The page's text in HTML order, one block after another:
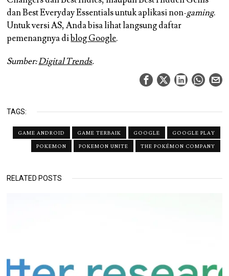
dan Best Everyday Essentials untuk aplikasi non-gaming.
Untuk versi AS, Anda bisa lihat langsung daftar
pemenangnya diblog Google.
Sumber:Digital Trends.
TAGS:
GAME ANDROID GAME TERBAIK GOOGLE
GOOGLE PLAY
POKEMON
POKEMON UNITE THE POKÉMON COMPANY
RELATED POSTS